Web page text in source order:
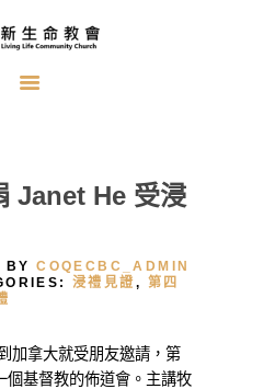
Janet He 受浸
BYCOQECBC_ADMIN
浸禮見證, 第四
加拿大就受朋友邀請，第
個基督教的佈道會。主講牧